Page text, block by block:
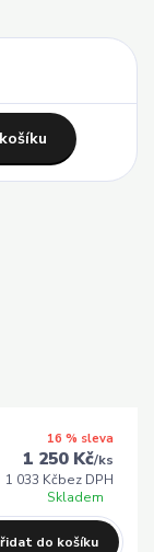
16 % sleva
1 250 Kč/ks
1 033 Kčbez DPH
Skladem
do košíku